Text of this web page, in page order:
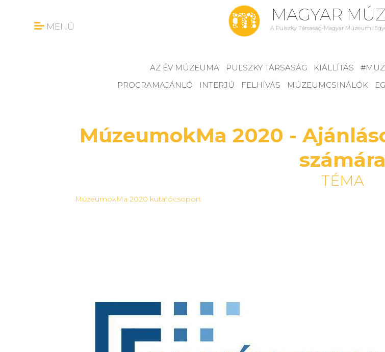
MENÜ
MAGYAR
A Pulszky Társaság-Magyar Múzeumi
AZ ÉV MÚZEUMA PULSZKY TÁRSASÁG KIÁLLÍTÁS
PROGRAMAJÁNLÓ
INTERJÚ FELHÍVÁS MÚZEUMCSINÁLÓK
MúzeumokMa 2020 -
számára
TÉMA
MúzeumokMa 2020 kutatócsoport